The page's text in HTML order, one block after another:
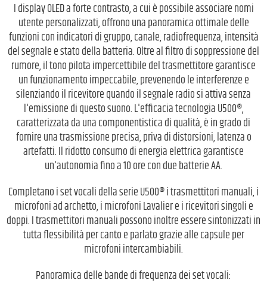
I display OLED a forte contrasto, a cui è possibile associare nomi
utente personalizzati, offrono una panoramica ottimale delle
funzioni con indicatori di gruppo, canale, radiofrequenza, intensità
del segnale e stato della batteria. Oltre al filtro di soppressione del
rumore, il tono pilota impercettibile del trasmettitore garantisce
un funzionamento impeccabile, prevenendo le interferenze e
silenziando il ricevitore quando il segnale radio si attiva senza
l'emissione di questo suono. L'efficacia tecnologia U500®,
caratterizzata da una componentistica di qualità, è in grado di
fornire una trasmissione precisa, priva di distorsioni, latenza o
artefatti. Il ridotto consumo di energia elettrica garantisce
un'autonomia fino a 10 ore con due batterie AA.
Completano i set vocali della serie U500® i trasmettitori manuali, i
microfoni ad archetto, i microfoni Lavalier e i ricevitori singoli e
doppi. I trasmettitori manuali possono inoltre essere sintonizzati in
tutta flessibilità per canto e parlato grazie alle capsule per
microfoni intercambiabili.
Panoramica delle bande di frequenza dei set vocali: